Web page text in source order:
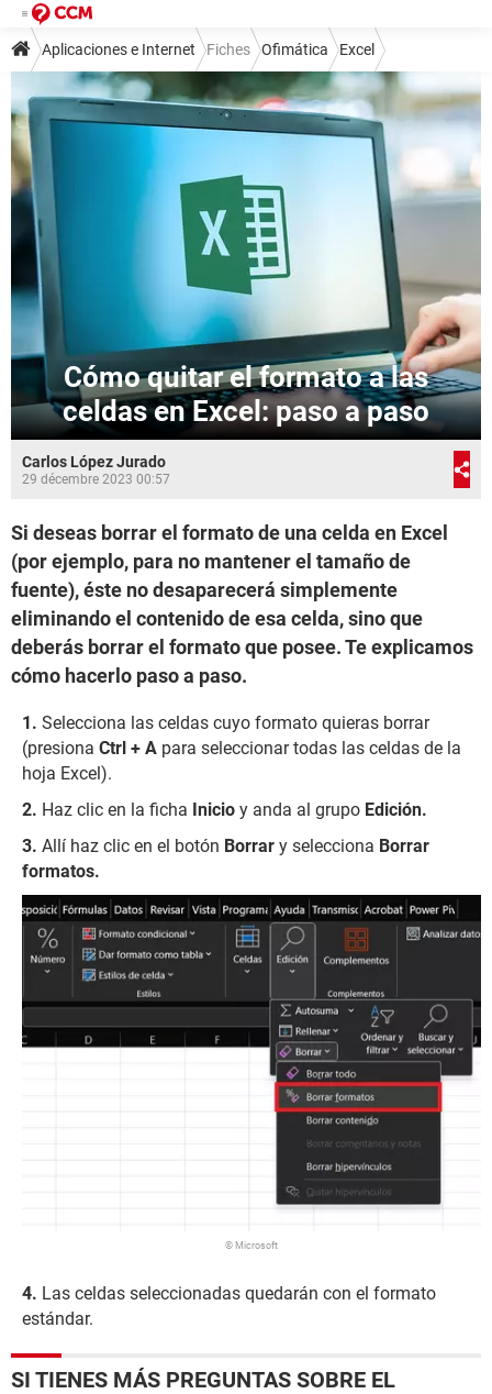
Aplicaciones e Internet Fiches Ofimática Excel
Cómo quitar el formato a las
celdas en Excel: paso a paso
Carlos López Jurado
29 décembre 2023 00:57
Si deseas borrar el formato de una celda en Excel
(por ejemplo, para no mantener el tamaño de
fuente), éste no desaparecerá simplemente
eliminando el contenido de esa celda, sino que
deberás borrar el formato que posee. Te explicamos
cómo hacerlo paso a paso.
Selecciona las celdas cuyo formato quieras borrar
(presiona Ctrl + A para seleccionar todas las celdas de la
hoja Excel).
Haz clic en la ficha Inicio y anda al grupo Edición.
Allí haz clic en el botón Borrar y selecciona Borrar
formatos.
© Microsoft
Las celdas seleccionadas quedarán con el formato
estándar.
SI TIENES MÁS PREGUNTAS SOBRE EL